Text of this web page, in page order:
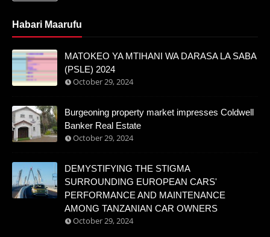
Habari Maarufu
MATOKEO YA MTIHANI WA DARASA LA SABA
(PSLE) 2024
October 29, 2024
Burgeoning property market impresses Coldwell
Banker Real Estate
October 29, 2024
DEMYSTIFYING THE STIGMA
SURROUNDING EUROPEAN CARS'
PERFORMANCE AND MAINTENANCE
AMONG TANZANIAN CAR OWNERS
October 29, 2024